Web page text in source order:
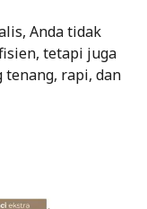
Anda tidak
tetapi juga
tenang, rapi, dan